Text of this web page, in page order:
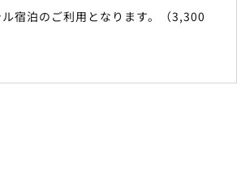
宿泊のご利用となります。（3,300